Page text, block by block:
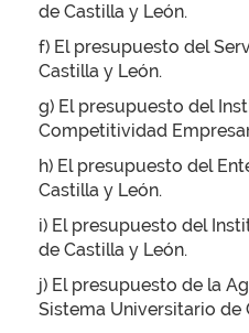
de Castilla y León.
f) El presupuesto del
Castilla y León.
g) El presupuesto del
Competitividad
h) El presupuesto del
Castilla y León.
i) El presupuesto del
de Castilla y León.
j) El presupuesto de la
Sistema Universitario de